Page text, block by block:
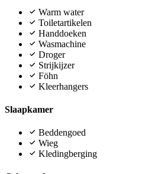
Warm water
Toiletartikelen
Handdoeken
Wasmachine
Droger
Strijkijzer
Föhn
Kleerhangers
Slaapkamer
Beddengoed
Wieg
Kledingberging